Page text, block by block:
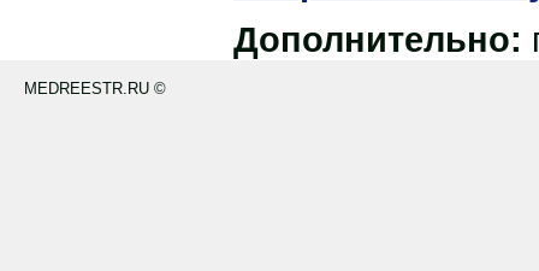
Дополнительно:
MEDREESTR.RU ©